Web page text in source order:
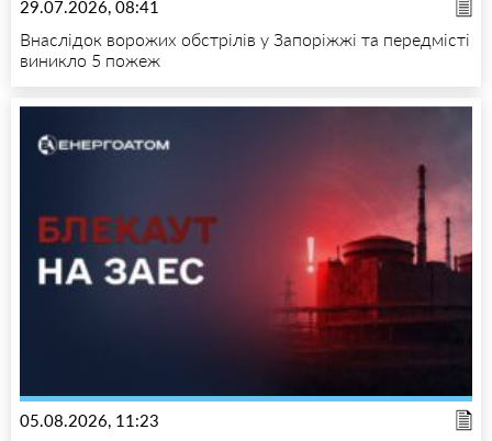
29.07.2026, 08:41
Внаслідок ворожих обстрілів у Запоріжжі та передмісті
виникло 5 пожеж
05.08.2026, 11:23